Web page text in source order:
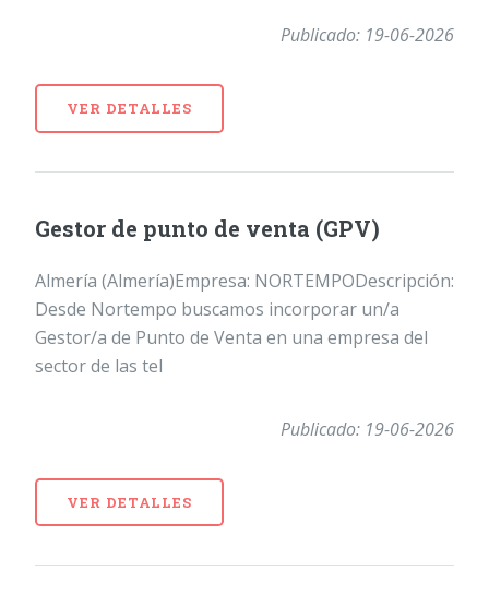
Publicado: 19-06-2026
VER DETALLES
Gestor de punto de venta (GPV)
Almería (Almería)Empresa: NORTEMPODescripción:
Desde Nortempo buscamos incorporar un/a
Gestor/a de Punto de Venta en una empresa del
sector de las tel
Publicado: 19-06-2026
VER DETALLES